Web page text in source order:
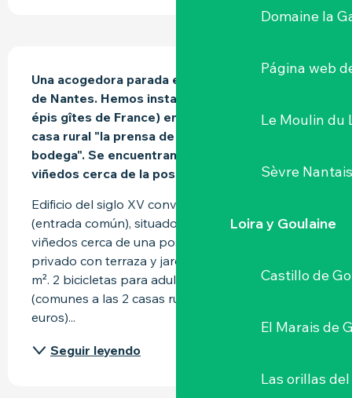
Domaine la
Página web
Le Moulin du
Sèvre
Loira y Goulaine
Castillo de
El Marais de
Las orillas
Una acogedora parada en el corazón del viñedo
de Nantes. Hemos instalado 2 casas rurales (3
épis gîtes de France) en la granja vinícola. La
casa rural "la prensa de vino" y la casa rural "la
bodega". Se encuentran en el corazón de los
viñedos cerca de la posada.
Edificio del siglo XV convertido en 2 casas rurales
(entrada común), situado en el corazón de los
viñedos cerca de una posada rural. Jardín
privado con terraza y jardín compartido de 300
m². 2 bicicletas para adultos y 2 bicis polivalentes
(comunes a las 2 casas rurales - depósito: 150
euros)...
Seguir leyendo